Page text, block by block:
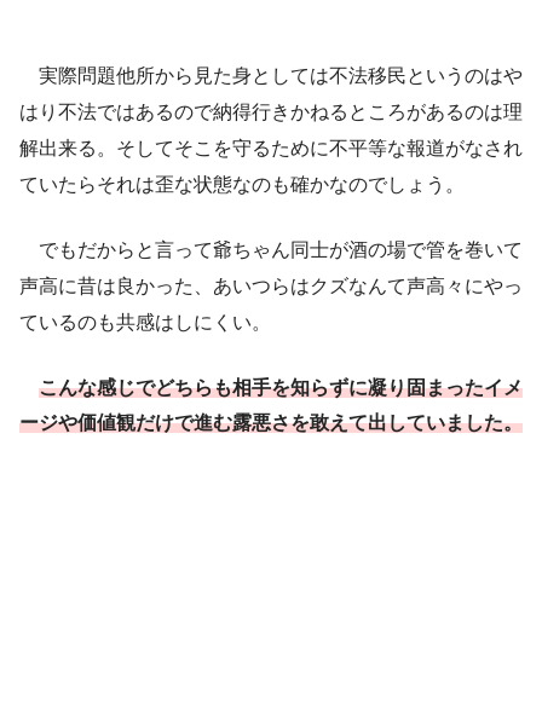
実際問題他所から見た身としては不法移民というのはや
はり不法ではあるので納得行きかねるところがあるのは理
解出来る。そしてそこを守るために不平等な報道がなされ
ていたらそれは歪な状態なのも確かなのでしょう。
でもだからと言って爺ちゃん同士が酒の場で管を巻いて
声高に昔は良かった、あいつらはクズなんて声高々にやっ
ているのも共感はしにくい。
こんな感じでどちらも相手を知らずに凝り固まったイメ
ージや価値観だけで進む露悪さを敢えて出していました。